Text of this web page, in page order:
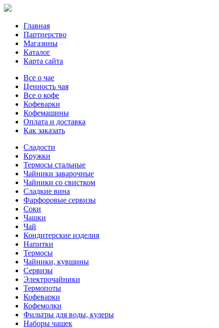
Главная
Партнерство
Магазины
Каталог
Карта сайта
Все о чае
Ценность чая
Все о кофе
Кофеварки
Кофемашины
Оплата и доставка
Как заказать
Сладости
Кружки
Термосы стальные
Чайники заварочные
Чайники со свистком
Сладкие вина
Фарфоровые сервизы
Соки
Чашки
Чай
Кондитерские изделия
Напитки
Термосы
Чайники, кувшины
Сервизы
Электрочайники
Термопоты
Кофеварки
Кофемолки
Фильтры для воды, кулеры
Наборы чашек